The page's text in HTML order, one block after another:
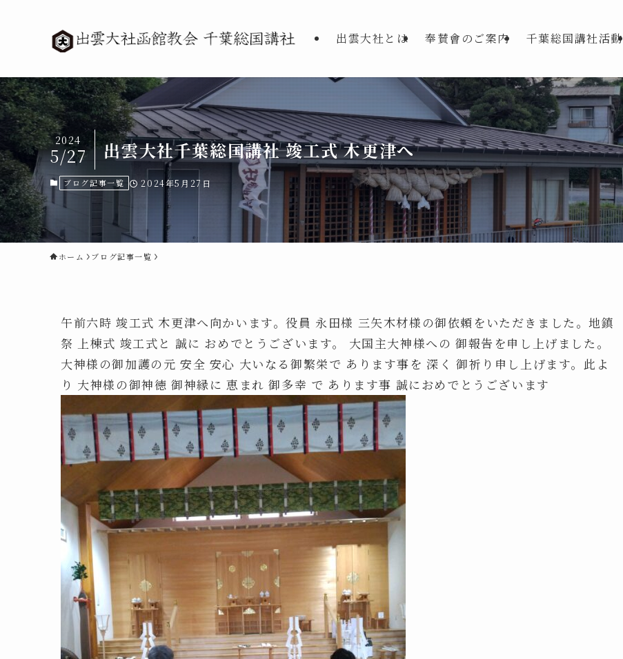
出雲大社とは 奉賛會のご案内 千葉総国講社活動
出雲大社千葉総国講社 竣工式 木更津へ
2024
5/27
ブログ記事一覧 2024年5月27日
ホーム ブログ記事一覧
午前六時 竣工式 木更津へ向かいます。役員 永田様 三矢木材様の御依頼をいただきました。地鎮
祭 上棟式 竣工式と 誠に おめでとうございます。 大国主大神様への 御報告を申し上げました。
大神様の御加護の元 安全 安心 大いなる御繁栄で あります事を 深く 御祈り申し上げます。此よ
り 大神様の御神徳 御神縁に 恵まれ 御多幸 で あります事 誠におめでとうございます